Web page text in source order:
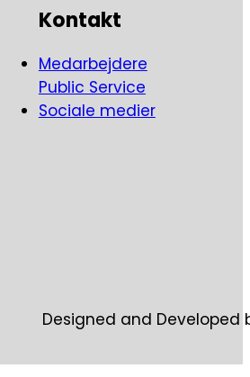
Kontakt
Medarbejdere
Public Service
Sociale medier
Designed and Developed